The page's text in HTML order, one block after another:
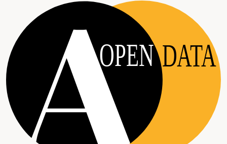
OPEN DATA